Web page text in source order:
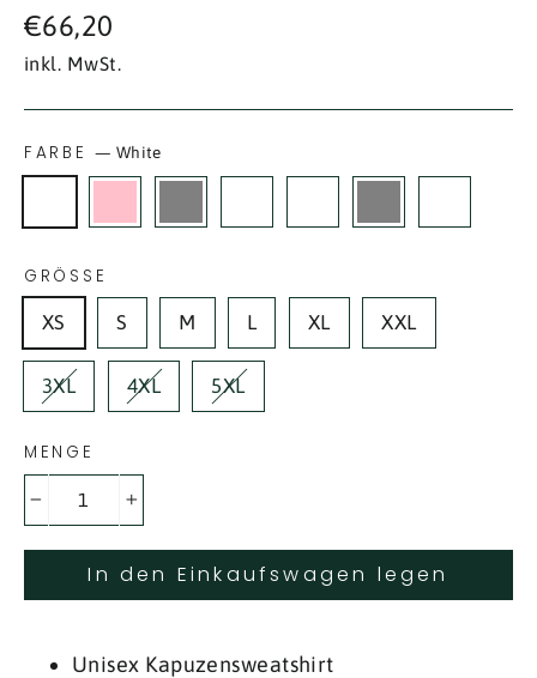
Normaler
Preis
€66,20
inkl. MwSt.
FARBE— White
GRÖSSE
XS S M L XL XXL
3XL 4XL 5XL
MENGE
In den Einkaufswagen legen
Unisex Kapuzensweatshirt